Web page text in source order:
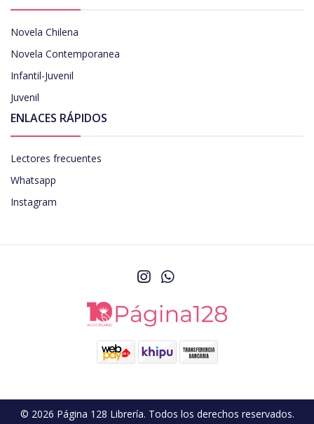
Novela Chilena
Novela Contemporanea
Infantil-Juvenil
Juvenil
ENLACES RÁPIDOS
Lectores frecuentes
Whatsapp
Instagram
© 2026 Página 128 Librería. Todos los derechos reservados.